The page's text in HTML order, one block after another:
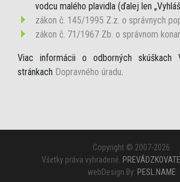
vodcu malého plavidla (ďalej len
zákon č. 145/1995 Z.z. o správnych
zákon č. 71/1967 Zb. o správnom
Viac informácii o odborných skúškach
stránkach Dopravného úradu.
Copyright © 2007-2026
Všetky práva vyhradené.
webDesign By: PESL.NAME